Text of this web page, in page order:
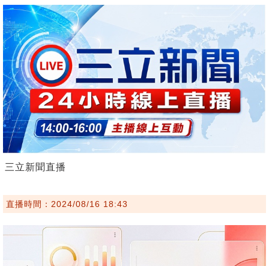
三立新聞直播
直播時間：2024/08/16 18:43